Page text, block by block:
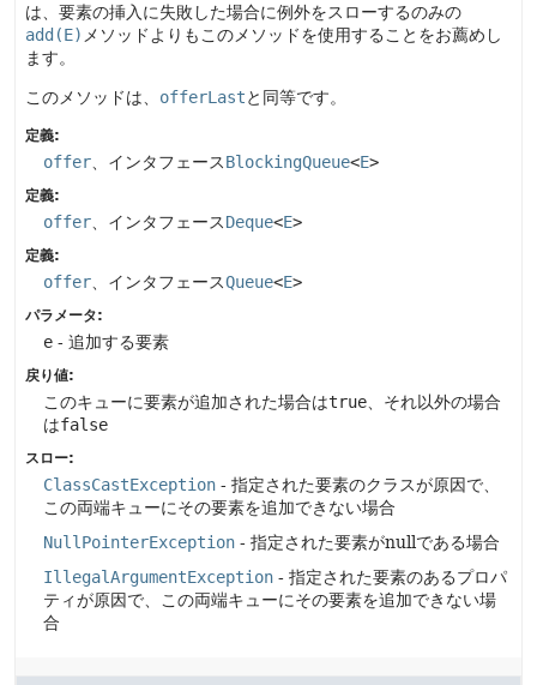
は、要素の挿入に失敗した場合に例外をスローするのみの
add(E) メソッドよりもこのメソッドを使用することをお薦めし
ます。
このメソッドは、 offerLastと同等です。
定義:
offer 、インタフェースBlockingQueue<E>
定義:
offer 、インタフェースDeque<E>
定義:
offer 、インタフェースQueue<E>
パラメータ:
e - 追加する要素
戻り値:
このキューに要素が追加された場合はtrue 、それ以外の場合
はfalse
スロー:
ClassCastException - 指定された要素のクラスが原因で、
この両端キューにその要素を追加できない場合
NullPointerException - 指定された要素がnullである場合
IllegalArgumentException - 指定された要素のあるプロパ
ティが原因で、この両端キューにその要素を追加できない場
合